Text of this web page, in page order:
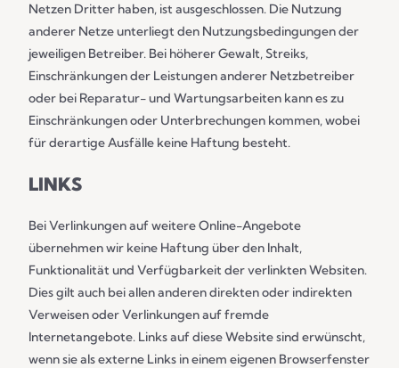
Netzen Dritter haben, ist ausgeschlossen. Die Nutzung
anderer Netze unterliegt den Nutzungsbedingungen der
jeweiligen Betreiber. Bei höherer Gewalt, Streiks,
Einschränkungen der Leistungen anderer Netzbetreiber
oder bei Reparatur- und Wartungsarbeiten kann es zu
Einschränkungen oder Unterbrechungen kommen, wobei
für derartige Ausfälle keine Haftung besteht.
LINKS
Bei Verlinkungen auf weitere Online-Angebote
übernehmen wir keine Haftung über den Inhalt,
Funktionalität und Verfügbarkeit der verlinkten Websiten.
Dies gilt auch bei allen anderen direkten oder indirekten
Verweisen oder Verlinkungen auf fremde
Internetangebote. Links auf diese Website sind erwünscht,
wenn sie als externe Links in einem eigenen Browserfenster